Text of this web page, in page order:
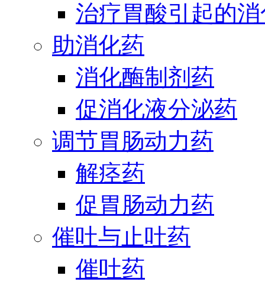
治疗胃酸引起的
助消化药
消化酶制剂药
促消化液分泌药
调节胃肠动力药
解痉药
促胃肠动力药
催吐与止吐药
催吐药